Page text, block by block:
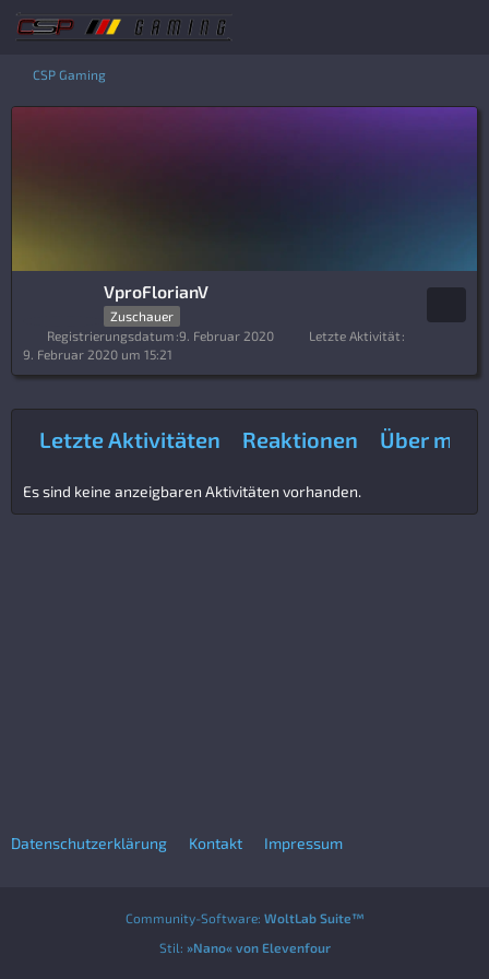
CSP Gaming
VproFlorianV
Zuschauer
Registrierungsdatum 9. Februar 2020
Letzte Aktivität
9. Februar 2020 um 15:21
Letzte Aktivitäten Reaktionen Über mich
Es sind keine anzeigbaren Aktivitäten vorhanden.
Datenschutzerklärung Kontakt Impressum
Community-Software: WoltLab Suite™
Stil: »Nano« von Elevenfour